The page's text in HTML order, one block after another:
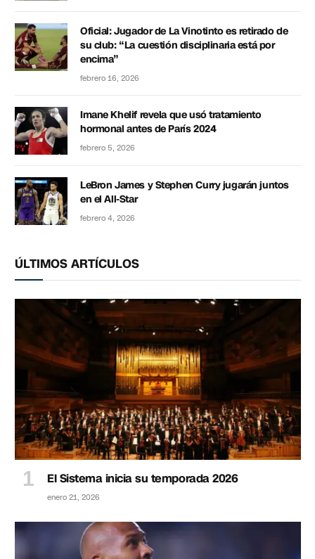
Oficial: Jugador de La Vinotinto es retirado de
su club: “La cuestión disciplinaria está por
encima”
febrero 16, 2026
Imane Khelif revela que usó tratamiento
hormonal antes de París 2024
febrero 5, 2026
LeBron James y Stephen Curry jugarán juntos
en el All-Star
febrero 4, 2026
ÚLTIMOS ARTÍCULOS
El Sistema inicia su temporada 2026
enero 21, 2026